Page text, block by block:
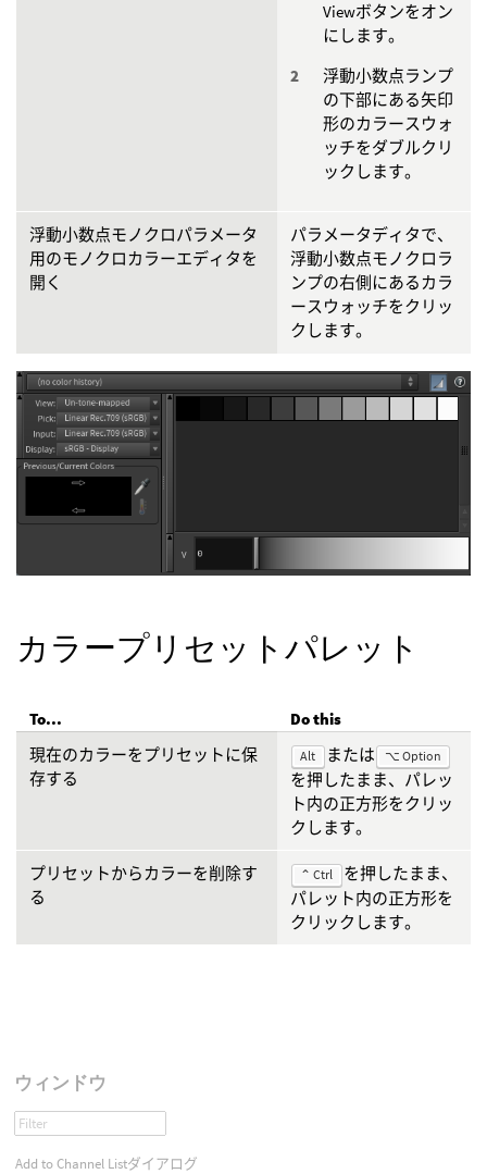
Viewボタンをオン
にします。
浮動小数点ランプ
の下部にある矢印
形のカラースウォ
ッチをダブルクリ
ックします。
浮動小数点モノクロパラメータ
用のモノクロカラーエディタを
開く
パラメータディタで、
浮動小数点モノクロラ
ンプの右側にあるカラ
ースウォッチをクリッ
クします。
カラープリセットパレット
To...
Do this
現在のカラーをプリセットに保
存する
Alt または ⌥ Option
を押したまま、パレッ
ト内の正方形をクリッ
クします。
プリセットからカラーを削除す
る
⌃ Ctrl
を押したまま、
パレット内の正方形を
クリックします。
ウィンドウ
Add to Channel Listダイアログ